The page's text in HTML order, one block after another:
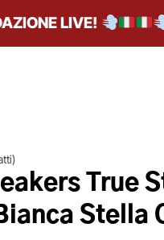
LIVE!
True
Stella